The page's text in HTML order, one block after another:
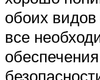
обоих видов
все